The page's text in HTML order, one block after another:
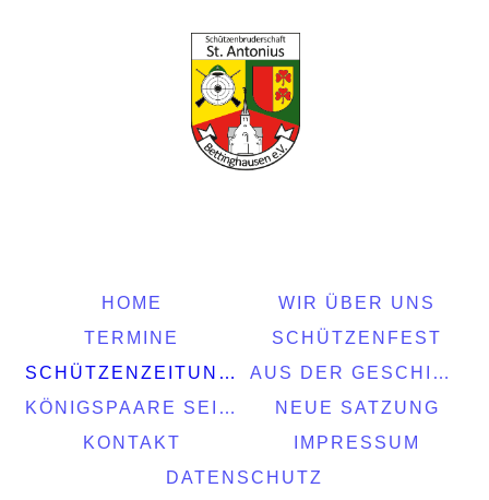
HOME
WIR ÜBER UNS
TERMINE
SCHÜTZENFEST
SCHÜTZENZEITUNGEN
AUS DER GESCHICHTE
KÖNIGSPAARE SEIT 2011
NEUE SATZUNG
KONTAKT
IMPRESSUM
DATENSCHUTZ